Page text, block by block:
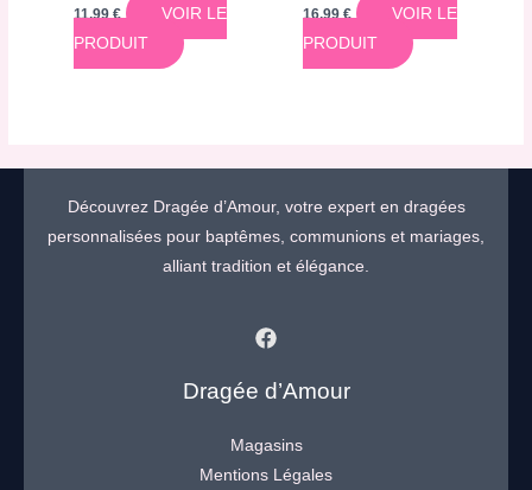
11,99€
VOIR LE
PRODUIT
16,99€
VOIR LE
PRODUIT
Découvrez Dragée d’Amour, votre expert en dragées
personnalisées pour baptêmes, communions et mariages,
alliant tradition et élégance.
Dragée d’Amour
Magasins
Mentions Légales